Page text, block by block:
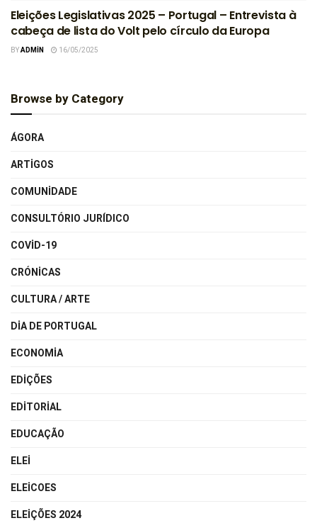
Eleições Legislativas 2025 – Portugal – Entrevista à
cabeça de lista do Volt pelo círculo da Europa
BYADMIN 16/05/2025
Browse by Category
ÁGORA
ARTIGOS
COMUNIDADE
CONSULTÓRIO JURÍDICO
COVID-19
CRÓNICAS
CULTURA / ARTE
DIA DE PORTUGAL
ECONOMIA
EDIÇÕES
EDITORIAL
EDUCAÇÃO
ELEI
ELEICOES
ELEIÇÕES 2024